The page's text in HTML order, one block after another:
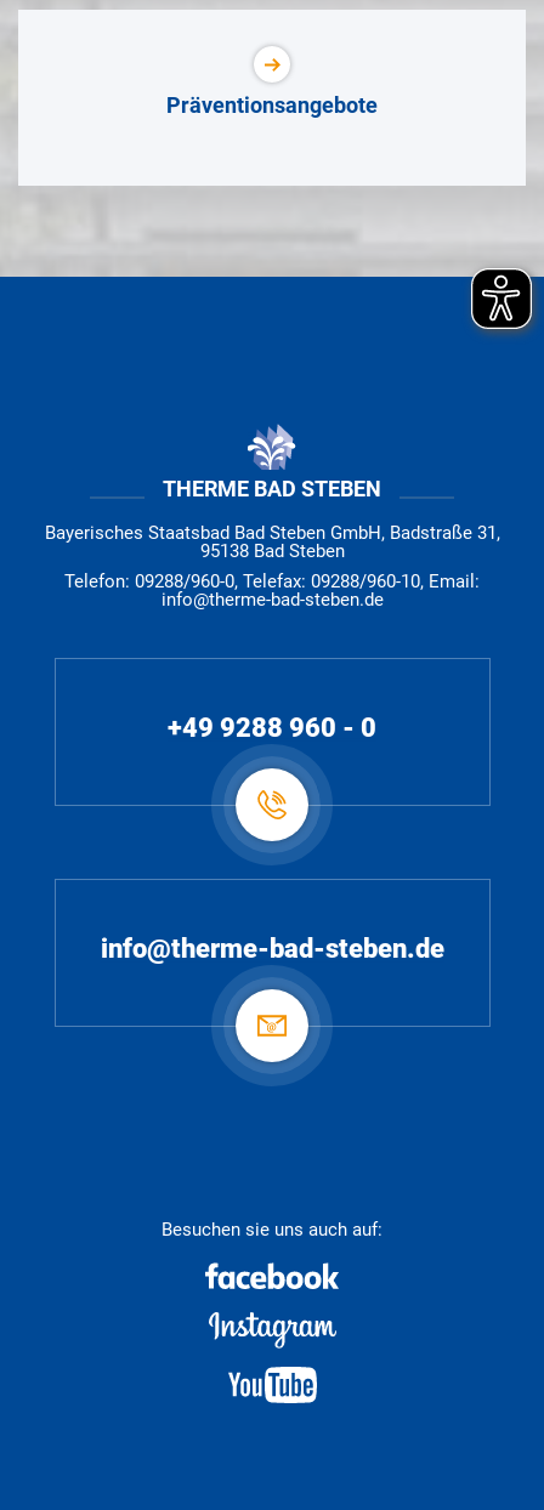
Präventionsangebote
THERME BAD STEBEN
Bayerisches Staatsbad Bad Steben GmbH, Badstraße 31,
95138 Bad Steben
Telefon: 09288/960-0, Telefax: 09288/960-10, Email:
info@therme-bad-steben.de
+49 9288 960 - 0
info@therme-bad-steben.de
Besuchen sie uns auch auf: